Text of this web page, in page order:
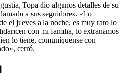
Topa dio algunos detalles de su
a sus seguidores. «Lo
el jueves a la noche, es muy raro lo
con mi familia, lo extrañamos
lo tiene, comuníquense con
cerró.